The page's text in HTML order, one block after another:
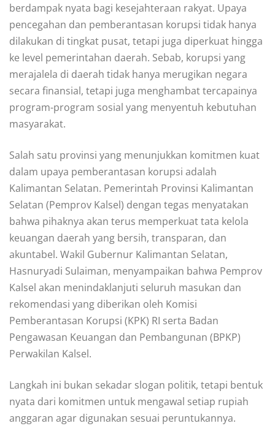
berdampak nyata bagi kesejahteraan rakyat. Upaya
pencegahan dan pemberantasan korupsi tidak hanya
dilakukan di tingkat pusat, tetapi juga diperkuat hingga
ke level pemerintahan daerah. Sebab, korupsi yang
merajalela di daerah tidak hanya merugikan negara
secara finansial, tetapi juga menghambat tercapainya
program-program sosial yang menyentuh kebutuhan
masyarakat.
Salah satu provinsi yang menunjukkan komitmen kuat
dalam upaya pemberantasan korupsi adalah
Kalimantan Selatan. Pemerintah Provinsi Kalimantan
Selatan (Pemprov Kalsel) dengan tegas menyatakan
bahwa pihaknya akan terus memperkuat tata kelola
keuangan daerah yang bersih, transparan, dan
akuntabel. Wakil Gubernur Kalimantan Selatan,
Hasnuryadi Sulaiman, menyampaikan bahwa Pemprov
Kalsel akan menindaklanjuti seluruh masukan dan
rekomendasi yang diberikan oleh Komisi
Pemberantasan Korupsi (KPK) RI serta Badan
Pengawasan Keuangan dan Pembangunan (BPKP)
Perwakilan Kalsel.
Langkah ini bukan sekadar slogan politik, tetapi bentuk
nyata dari komitmen untuk mengawal setiap rupiah
anggaran agar digunakan sesuai peruntukannya.